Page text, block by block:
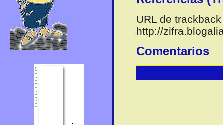
URL de
http://
Comentarios